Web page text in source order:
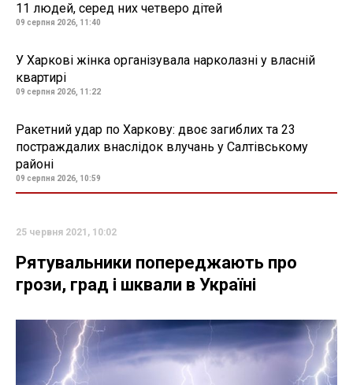
11 людей, серед них четверо дітей
09 серпня 2026, 11:40
У Харкові жінка організувала нарколазні у власній
квартирі
09 серпня 2026, 11:22
Ракетний удар по Харкову: двоє загиблих та 23
постраждалих внаслідок влучань у Салтівському
районі
09 серпня 2026, 10:59
25 червня 2021, 10:02
Рятувальники попереджають про
грози, град і шквали в Україні